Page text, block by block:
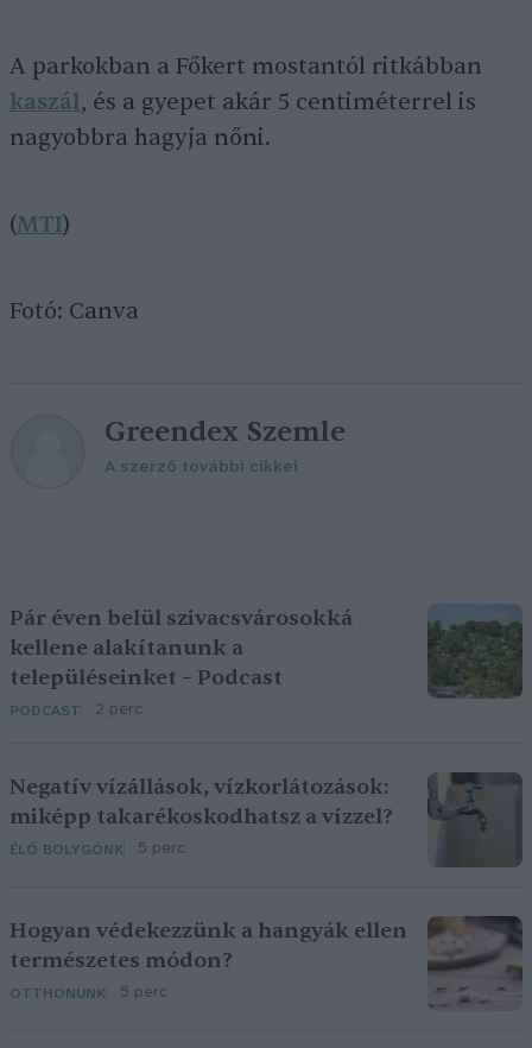
A parkokban a Főkert mostantól ritkábban
kaszál, és a gyepet akár 5 centiméterrel is
nagyobbra hagyja nőni.
(MTI)
Fotó: Canva
Greendex Szemle
A szerző további cikkei
Pár éven belül szivacsvárosokká
kellene alakítanunk a
településeinket – Podcast
PODCAST 2 perc
Negatív vízállások, vízkorlátozások:
miképp takarékoskodhatsz a vízzel?
ÉLŐ BOLYGÓNK 5 perc
Hogyan védekezzünk a hangyák ellen
természetes módon?
OTTHONUNK 5 perc